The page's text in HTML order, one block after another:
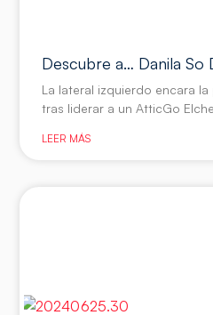
Descubre a… Danila So
La lateral izquierdo encara
tras liderar a un AtticGo
LEER MÁS